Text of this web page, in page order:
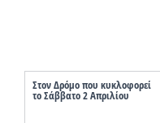
Στον Δρόμο που κυκλοφορεί
το Σάββατο 2 Απριλίου